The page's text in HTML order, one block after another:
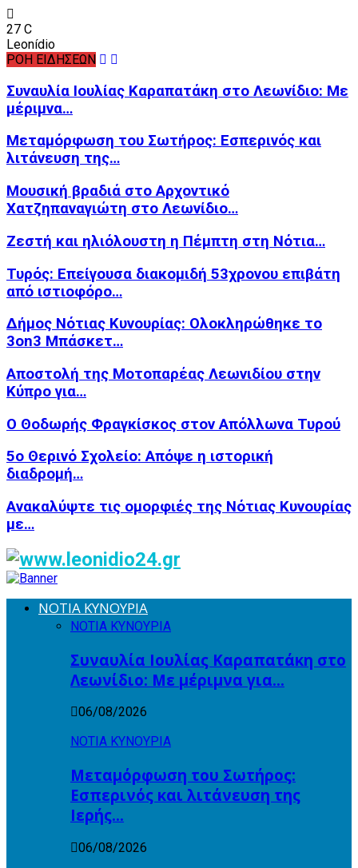
27 C
Leonídio
ΡΟΗ ΕΙΔΗΣΕΩΝ
Συναυλία Ιουλίας Καραπατάκη στο Λεωνίδιο: Με
μέριμνα…
Μεταμόρφωση του Σωτήρος: Εσπερινός και
λιτάνευση της…
Μουσική βραδιά στο Αρχοντικό
Χατζηπαναγιώτη στο Λεωνίδιο…
Ζεστή και ηλιόλουστη η Πέμπτη στη Νότια…
Τυρός: Επείγουσα διακομιδή 53χρονου επιβάτη
από ιστιοφόρο…
Δήμος Νότιας Κυνουρίας: Ολοκληρώθηκε το
3on3 Μπάσκετ…
Αποστολή της Μοτοπαρέας Λεωνιδίου στην
Κύπρο για…
Ο Θοδωρής Φραγκίσκος στον Απόλλωνα Τυρού
5ο Θερινό Σχολείο: Απόψε η ιστορική
διαδρομή…
Ανακαλύψτε τις ομορφιές της Νότιας Κυνουρίας
με…
ΝΟΤΙΑ ΚΥΝΟΥΡΙΑ
ΝΟΤΙΑ ΚΥΝΟΥΡΙΑ
Συναυλία Ιουλίας Καραπατάκη στο
Λεωνίδιο: Με μέριμνα για…
06/08/2026
ΝΟΤΙΑ ΚΥΝΟΥΡΙΑ
Μεταμόρφωση του Σωτήρος:
Εσπερινός και λιτάνευση της
Ιερής…
06/08/2026